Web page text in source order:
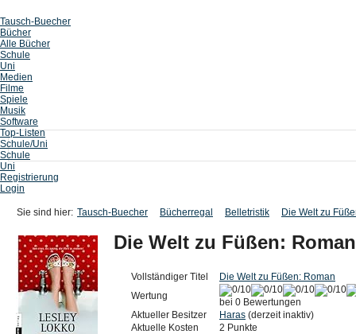
Tausch-Buecher
Bücher
Alle Bücher
Schule
Uni
Medien
Filme
Spiele
Musik
Software
Top-Listen
Schule/Uni
Schule
Uni
Registrierung
Login
Sie sind hier: Tausch-Buecher Bücherregal Belletristik Die Welt zu
Die Welt zu Füßen: Roman
Vollständiger Titel
Die Welt zu Füßen: Roman
Wertung
bei 0 Bewertungen
Aktueller Besitzer
Haras (derzeit inaktiv)
Aktuelle Kosten
2 Punkte